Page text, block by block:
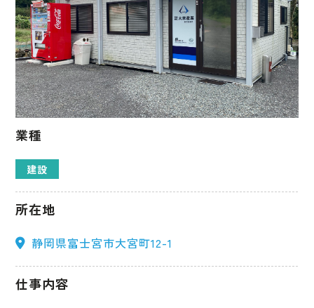
業種
建設
所在地
静岡県富士宮市大宮町12-1
仕事内容